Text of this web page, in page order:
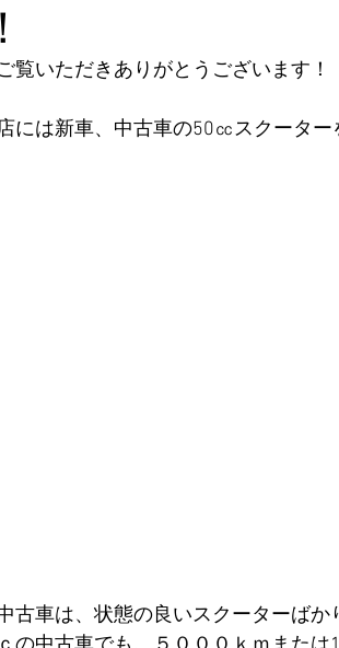
覧いただきありがとうございます！
には新車、中古車の50㏄スクータ
古車は、状態の良いスクーターばか